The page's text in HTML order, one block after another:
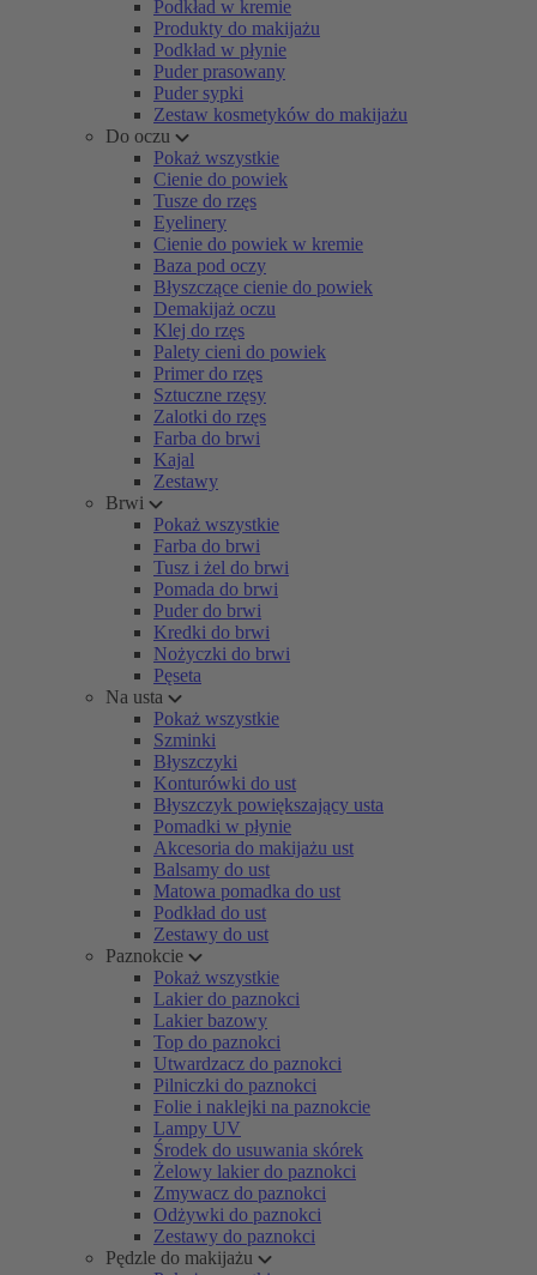
Podkład w kremie
Produkty do makijażu
Podkład w płynie
Puder prasowany
Puder sypki
Zestaw kosmetyków do makijażu
Do oczu
Pokaż wszystkie
Cienie do powiek
Tusze do rzęs
Eyelinery
Cienie do powiek w kremie
Baza pod oczy
Błyszczące cienie do powiek
Demakijaż oczu
Klej do rzęs
Palety cieni do powiek
Primer do rzęs
Sztuczne rzęsy
Zalotki do rzęs
Farba do brwi
Kajal
Zestawy
Brwi
Pokaż wszystkie
Farba do brwi
Tusz i żel do brwi
Pomada do brwi
Puder do brwi
Kredki do brwi
Nożyczki do brwi
Pęseta
Na usta
Pokaż wszystkie
Szminki
Błyszczyki
Konturówki do ust
Błyszczyk powiększający usta
Pomadki w płynie
Akcesoria do makijażu ust
Balsamy do ust
Matowa pomadka do ust
Podkład do ust
Zestawy do ust
Paznokcie
Pokaż wszystkie
Lakier do paznokci
Lakier bazowy
Top do paznokci
Utwardzacz do paznokci
Pilniczki do paznokci
Folie i naklejki na paznokcie
Lampy UV
Środek do usuwania skórek
Żelowy lakier do paznokci
Zmywacz do paznokci
Odżywki do paznokci
Zestawy do paznokci
Pędzle do makijażu